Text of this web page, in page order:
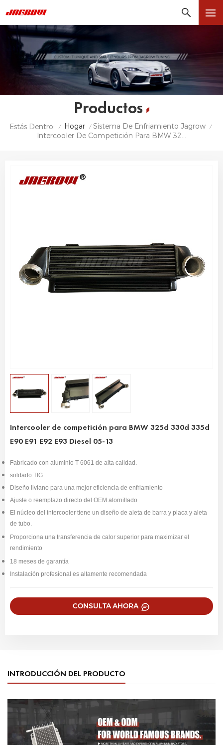
Productos
Estás Dentro: / Hogar / Sistema De Enfriamiento Jagrow /
Intercooler de competición para BMW 325d 330d 335d
E90 E91 E92 E93 Diesel 05-13
Fabricado con aluminio T-6061 de alta calidad.
soldado TIG
Diseño liviano para una mejor eficiencia de enfriamiento
Ajuste o reemplazo directo del OEM atornillado
El núcleo del intercooler tiene un diseño de aleta de barra y placa y aleta
de tubo.
Proporciona una transferencia de calor superior para maximizar el
rendimiento
18 meses de garantía
Instalación profesional es altamente recomendada
CONSULTA AHORA
INTRODUCCIÓN DEL PRODUCTO